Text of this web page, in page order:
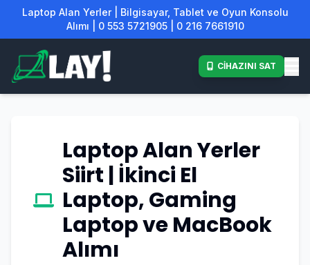
Laptop Alan Yerler | Bilgisayar, Tablet ve Oyun Konsolu
Alımı | 0 553 5721905 | 0 216 7661910
CİHAZINI SAT
Laptop Alan Yerler
Siirt | İkinci El
Laptop, Gaming
Laptop ve MacBook
Alımı